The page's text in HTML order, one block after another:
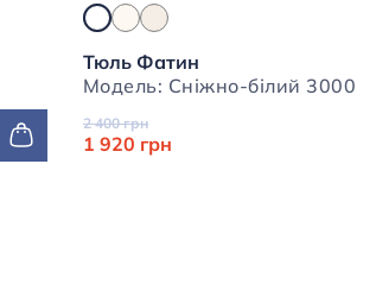
Тюль Фатин
Модель: Сніжно-білий 3000
2 400 грн
1 920 грн